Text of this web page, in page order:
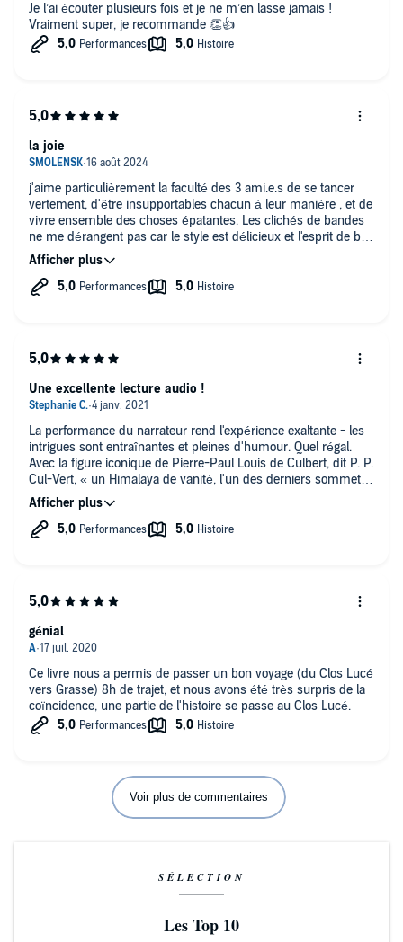
Je l’ai écouter plusieurs fois et je ne m’en lasse jamais !
Vraiment super, je recommande 👏👍
j'aime particulièrement la faculté des 3 ami.e.s de se tancer
vertement, d'être insupportables chacun à leur manière , et de
vivre ensemble des choses épatantes. Les clichés de bandes
ne me dérangent pas car le style est délicieux et l'esprit de bon
aloi. Si je pouvais avoir un égo aussi surdimensionné que P.P. !
bravo encore et toujours à l'auteur et au comédien !!!
la joie
La performance du narrateur rend l'expérience exaltante - les
intrigues sont entraînantes et pleines d'humour. Quel régal.
Avec la figure iconique de Pierre-Paul Louis de Culbert, dit P. P.
Cul-Vert, « un Himalaya de vanité, l'un des derniers sommets
invaincus de la bouffissure humaine ». Hahaha. Une série
réjouissante et qui convient pour tous les âges.
Une excellente lecture audio !
Ce livre nous a permis de passer un bon voyage (du Clos Lucé
vers Grasse) 8h de trajet, et nous avons été très surpris de la
coïncidence, une partie de l'histoire se passe au Clos Lucé.
génial
Voir plus de commentaires
SÉLECTION
Les Top 10